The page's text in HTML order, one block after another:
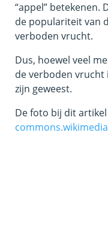
“appel” betekenen.
de populariteit van
verboden vrucht.
Dus, hoewel veel
de verboden
zijn geweest.
De foto bij dit